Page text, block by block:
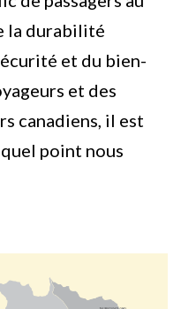
la durabilité
et du bien-
et des
canadiens, il est
point nous